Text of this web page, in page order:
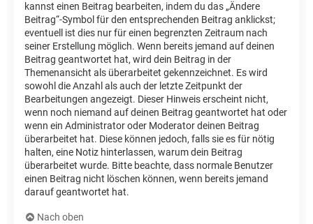
kannst einen Beitrag bearbeiten, indem du das „Ändere
Beitrag“-Symbol für den entsprechenden Beitrag anklickst;
eventuell ist dies nur für einen begrenzten Zeitraum nach
seiner Erstellung möglich. Wenn bereits jemand auf deinen
Beitrag geantwortet hat, wird dein Beitrag in der
Themenansicht als überarbeitet gekennzeichnet. Es wird
sowohl die Anzahl als auch der letzte Zeitpunkt der
Bearbeitungen angezeigt. Dieser Hinweis erscheint nicht,
wenn noch niemand auf deinen Beitrag geantwortet hat oder
wenn ein Administrator oder Moderator deinen Beitrag
überarbeitet hat. Diese können jedoch, falls sie es für nötig
halten, eine Notiz hinterlassen, warum dein Beitrag
überarbeitet wurde. Bitte beachte, dass normale Benutzer
einen Beitrag nicht löschen können, wenn bereits jemand
darauf geantwortet hat.
Nach oben